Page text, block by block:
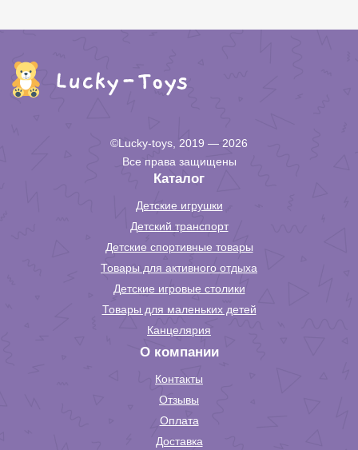
©Lucky-toys, 2019 — 2026
Все права защищены
Каталог
Детские игрушки
Детский транспорт
Детские спортивные товары
Товары для активного отдыха
Детские игровые столики
Товары для маленьких детей
Канцелярия
О компании
Контакты
Отзывы
Оплата
Доставка